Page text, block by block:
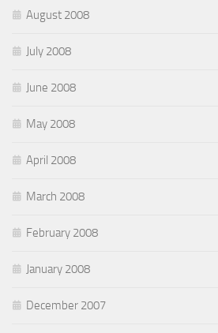
August 2008
July 2008
June 2008
May 2008
April 2008
March 2008
February 2008
January 2008
December 2007